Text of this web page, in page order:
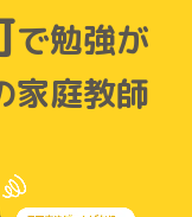
で勉強が
家庭教師